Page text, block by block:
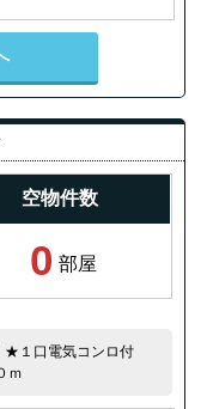
空物件数
0 部屋
★１口電気コンロ付
ｍ